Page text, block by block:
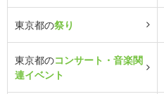
東京都の祭り
東京都のコンサート・音楽関
連イベント